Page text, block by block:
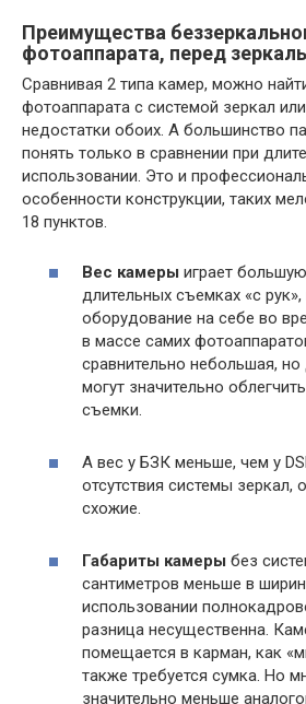
Преимущества
фотоаппарата, перед
Сравнивая 2 типа камер, можно
фотоаппарата с системой зеркал
недостатки обоих. А большинство
понять только в сравнении при
использовании. Это и
особенности конструкции, таких
18 пунктов.
Вес камеры играет
длительных съемках «с
оборудование на себе во
в массе самих
сравнительно небольшая,
могут значительно
съемки.
А вес у БЗК меньше, чем у
отсутствия системы зеркал,
схожие.
Габариты камеры без
сантиметров меньше в
использовании
разница несущественна.
помещается в карман, как
также требуется сумка. Но
значительно меньше